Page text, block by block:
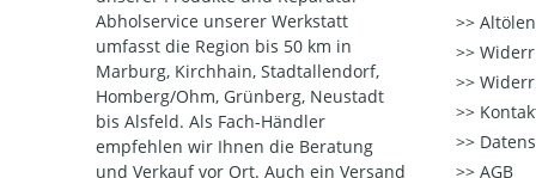
Abholservice unserer Werkstatt
umfasst die Region bis 50 km in
Marburg, Kirchhain, Stadtallendorf,
Homberg/Ohm, Grünberg, Neustadt
bis Alsfeld. Als Fach-Händler
empfehlen wir Ihnen die Beratung
und Verkauf vor Ort. Auch ein Versand
AGB